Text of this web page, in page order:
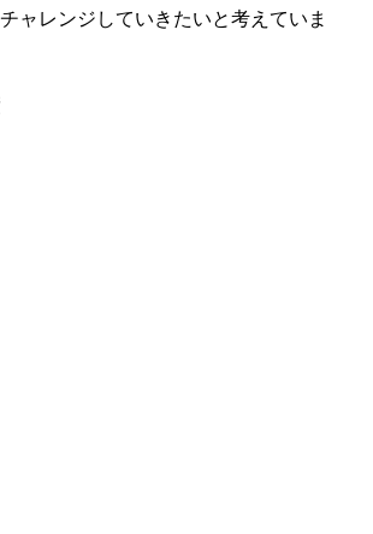
ャレンジしていきたいと考えていま